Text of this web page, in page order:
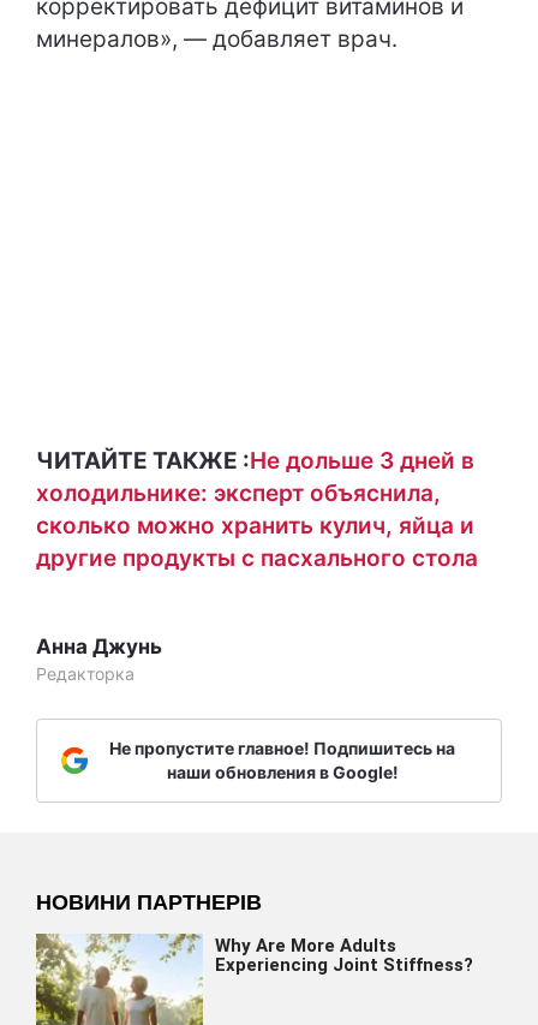
корректировать дефицит витаминов и
минералов», — добавляет врач.
ЧИТАЙТЕ ТАКЖЕ :Не дольше 3 дней в
холодильнике: эксперт объяснила,
сколько можно хранить кулич, яйца и
другие продукты с пасхального стола
Анна Джунь
Редакторка
Не пропустите главное! Подпишитесь на
наши обновления в Google!